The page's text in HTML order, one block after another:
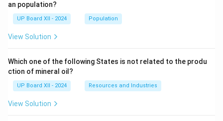
an population?
UP Board XII - 2024 Population
View Solution
Which one of the following States is not related to the produ
ction of mineral oil?
UP Board XII - 2024 Resources and Industries
View Solution